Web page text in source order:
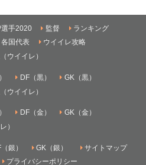
選手2020 監督
ランキング
各国代表
ウイイレ攻略
ウイイレ）
DF（黒）
GK（黒）
ウイイレ）
DF（金）
GK（金）
）
銀） GK（銀）
サイトマップ
プライバシーポリシー